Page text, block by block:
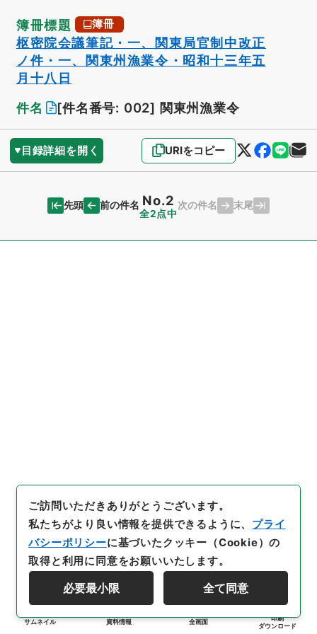
簿冊標題 簿冊
枢密院会議筆記・一、関東局官制中改正
ノ件・一、関東州漁業令・昭和十三年五
月十八日
件名
[件名番号: 002] 関東州漁業令
目録詳細を開く URIをコピー
先頭 前の件名 No.2
全2点中
次の件名 末尾
サムネイル 資料情報 全画面
印刷
ダウンロード
ご訪問いただきありがとうございます。
私たちがより良い情報を提供できるように、 プライ
バシーポリシーに基づいたクッキー（Cookie）の
取得と利用に同意をお願いいたします。
必要最小限 全て同意